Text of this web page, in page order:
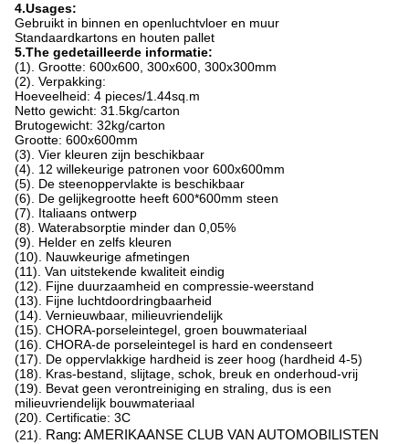
4.Usages:
Gebruikt in binnen en openluchtvloer en muur
Standaardkartons en houten pallet
5.The gedetailleerde informatie:
(1). Grootte: 600x600, 300x600, 300x300mm
(2). Verpakking:
Hoeveelheid: 4 pieces/1.44sq.m
Netto gewicht: 31.5kg/carton
Brutogewicht: 32kg/carton
Grootte: 600x600mm
(3). Vier kleuren zijn beschikbaar
(4). 12 willekeurige patronen voor 600x600mm
(5). De steenoppervlakte is beschikbaar
(6). De gelijkegrootte heeft 600*600mm steen
(7). Italiaans ontwerp
(8). Waterabsorptie minder dan 0,05%
(9). Helder en zelfs kleuren
(10). Nauwkeurige afmetingen
(11). Van uitstekende kwaliteit eindig
(12). Fijne duurzaamheid en compressie-weerstand
(13). Fijne luchtdoordringbaarheid
(14). Vernieuwbaar, milieuvriendelijk
(15). CHORA-porseleintegel, groen bouwmateriaal
(16). CHORA-de porseleintegel is hard en condenseert
(17). De oppervlakkige hardheid is zeer hoog (hardheid 4-5)
(18). Kras-bestand, slijtage, schok, breuk en onderhoud-vrij
(19). Bevat geen verontreiniging en straling, dus is een
milieuvriendelijk bouwmateriaal
(20). Certificatie: 3C
(21).
Rang: AMERIKAANSE CLUB VAN AUTOMOBILISTEN